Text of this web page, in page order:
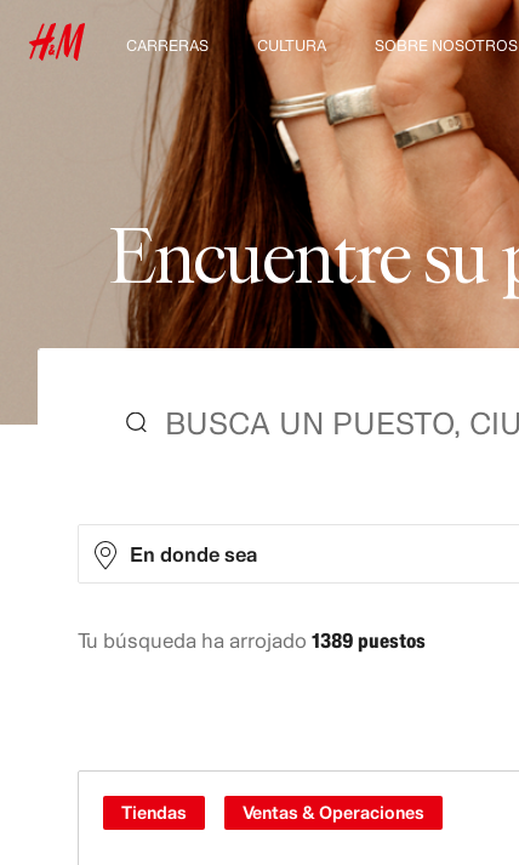
CARRERAS
Descubre nuestras
áreas de trabajo
Estudiantes e inicio de
carrera profesional
CULTURA
Nuestra cultura y
beneficios
SOBRE NOSOTROS
Quiénes somos
Sostenibilidad
Inclusión & Diversidad
Encuentresu
En donde sea
North America
Oceania
Tu búsqueda ha arrojado 1389 puestos
Tiendas Ventas & Operaciones